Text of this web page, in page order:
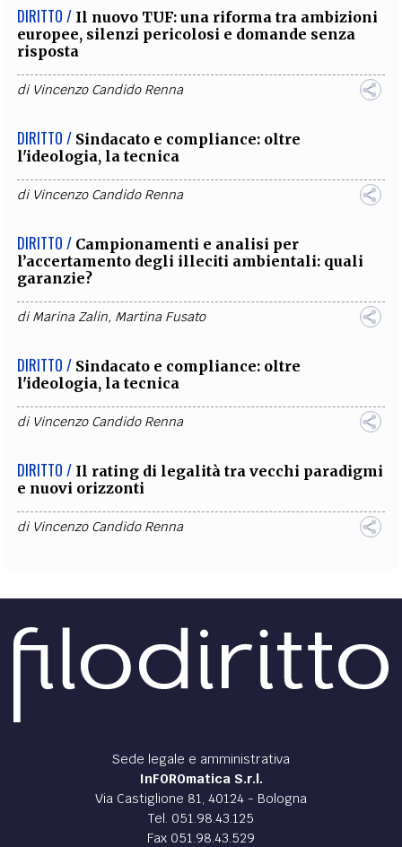
DIRITTO / Il nuovo TUF: una riforma tra ambizioni
europee, silenzi pericolosi e domande senza
risposta
di Vincenzo Candido Renna
DIRITTO / Sindacato e compliance: oltre
l'ideologia, la tecnica
di Vincenzo Candido Renna
DIRITTO / Campionamenti e analisi per
l’accertamento degli illeciti ambientali: quali
garanzie?
diMarina Zalin, Martina Fusato
DIRITTO / Sindacato e compliance: oltre
l'ideologia, la tecnica
di Vincenzo Candido Renna
DIRITTO / Il rating di legalità tra vecchi paradigmi
e nuovi orizzonti
di Vincenzo Candido Renna
Sede legale e amministrativa
InFOROmatica S.r.l.
Via Castiglione 81, 40124 - Bologna
Tel. 051.98.43.125
Fax 051.98.43.529